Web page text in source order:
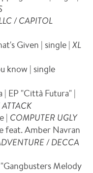
/ CAPITOL
Given | single | XL
know | single
| EP "Città Futura" |
| COMPUTER UGLY
feat. Amber Navran
/ DECCA
Melody